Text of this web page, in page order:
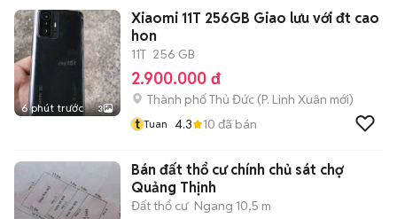
6 phút trước 3
Xiaomi 11T 256GB Giao lưu với đt cao
hon
11T 256 GB
2.900.000 đ
Thành phố Thủ Đức (P. Linh Xuân mới)
t Tuan 4.3 10 đã bán
Bán đất thổ cư chính chủ sát chợ
Quảng Thịnh
Đất thổ cư Ngang 10,5 m